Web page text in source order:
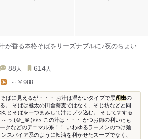
が香る本格そばをリーズナブルに♪夜のちょい
88 人 614 人
～￥999
そばに見えるが・・・ お汁は温かいタイプで黒胡椒の
。 そばは極太の田舎蕎麦ではなく、そじ坊などと同
とそばを一つまみして汁にブッ込む。 そしてすする
っ (＠_＠;)ﾑﾑｯ この汁は・・・ かつお節の利いたも
クなどのアニマル系！！ いわゆるラーメンのつけ麺
スパイア系のように辣油を利かせたスープでなく、